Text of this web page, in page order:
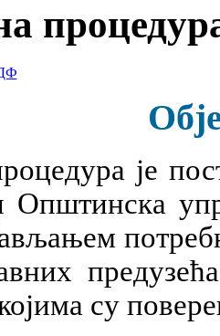
је
Општинска
су